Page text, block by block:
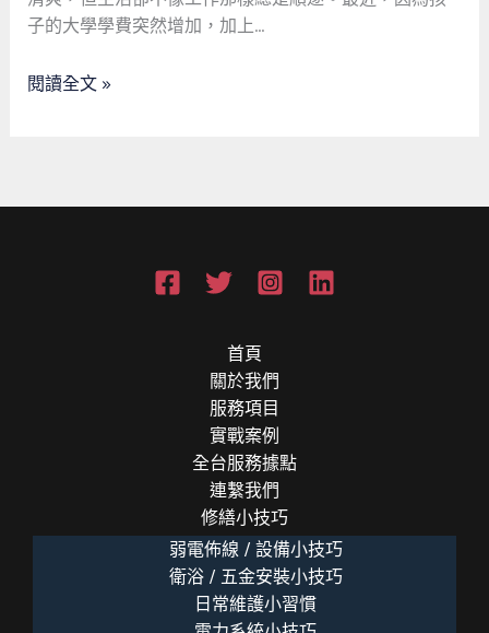
光
子的大學學費突然增加，加上…
慧：
中
區
識
閱讀全文 »
首頁
關於我們
服務項目
實戰案例
全台服務據點
連繫我們
修繕小技巧
弱電佈線 / 設備小技巧
衛浴 / 五金安裝小技巧
日常維護小習慣